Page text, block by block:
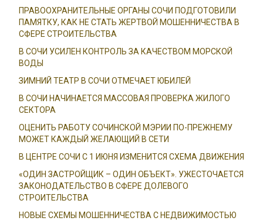
ПРАВООХРАНИТЕЛЬНЫЕ ОРГАНЫ СОЧИ ПОДГОТОВИЛИ
ПАМЯТКУ, КАК НЕ СТАТЬ ЖЕРТВОЙ МОШЕННИЧЕСТВА В
СФЕРЕ СТРОИТЕЛЬСТВА
В СОЧИ УСИЛЕН КОНТРОЛЬ ЗА КАЧЕСТВОМ МОРСКОЙ
ВОДЫ
ЗИМНИЙ ТЕАТР В СОЧИ ОТМЕЧАЕТ ЮБИЛЕЙ
В СОЧИ НАЧИНАЕТСЯ МАССОВАЯ ПРОВЕРКА ЖИЛОГО
СЕКТОРА
ОЦЕНИТЬ РАБОТУ СОЧИНСКОЙ МЭРИИ ПО-ПРЕЖНЕМУ
МОЖЕТ КАЖДЫЙ ЖЕЛАЮЩИЙ В СЕТИ
В ЦЕНТРЕ СОЧИ С 1 ИЮНЯ ИЗМЕНИТСЯ СХЕМА ДВИЖЕНИЯ
«ОДИН ЗАСТРОЙЩИК – ОДИН ОБЪЕКТ». УЖЕСТОЧАЕТСЯ
ЗАКОНОДАТЕЛЬСТВО В СФЕРЕ ДОЛЕВОГО
СТРОИТЕЛЬСТВА
НОВЫЕ СХЕМЫ МОШЕННИЧЕСТВА С НЕДВИЖИМОСТЬЮ